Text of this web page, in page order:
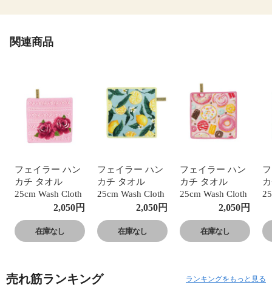
関連商品
フェイラー ハン
カチ タオル
25cm Wash Cloth
Towel DIRNDL
ROSE （ダーン
ドルローズ）・
ピンク シュニー
100
2,050円
在庫なし
フェイラー ハン
カチ タオル
25cm Wash Cloth
Towel レモン ア
ンド リーブス シ
ュニール織 シェ
ニール織 FEILER
2,050円
在庫なし
フェイラー ハン
カチ タオル
25cm Wash Cloth
Towel Pink and
Sweet シュニール
織 シェニール織
FEILER fel10-131
2,050円
在庫なし
売れ筋ランキング ランキングをもっと見る